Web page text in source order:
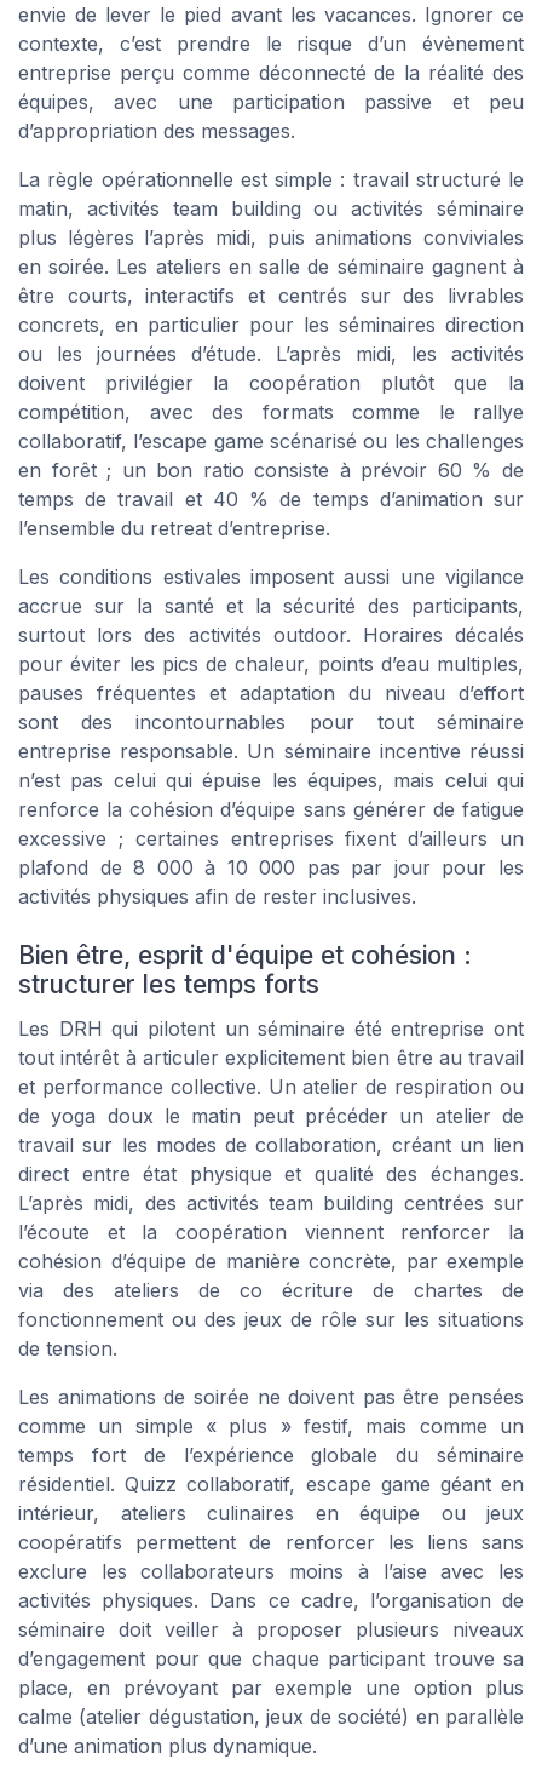
envie de lever le pied avant les vacances. Ignorer ce
contexte, c’est prendre le risque d’un évènement
entreprise perçu comme déconnecté de la réalité des
équipes, avec une participation passive et peu
d’appropriation des messages.
La règle opérationnelle est simple : travail structuré le
matin, activités team building ou activités séminaire
plus légères l’après midi, puis animations conviviales
en soirée. Les ateliers en salle de séminaire gagnent à
être courts, interactifs et centrés sur des livrables
concrets, en particulier pour les séminaires direction
ou les journées d’étude. L’après midi, les activités
doivent privilégier la coopération plutôt que la
compétition, avec des formats comme le rallye
collaboratif, l’escape game scénarisé ou les challenges
en forêt ; un bon ratio consiste à prévoir 60 % de
temps de travail et 40 % de temps d’animation sur
l’ensemble du retreat d’entreprise.
Les conditions estivales imposent aussi une vigilance
accrue sur la santé et la sécurité des participants,
surtout lors des activités outdoor. Horaires décalés
pour éviter les pics de chaleur, points d’eau multiples,
pauses fréquentes et adaptation du niveau d’effort
sont des incontournables pour tout séminaire
entreprise responsable. Un séminaire incentive réussi
n’est pas celui qui épuise les équipes, mais celui qui
renforce la cohésion d’équipe sans générer de fatigue
excessive ; certaines entreprises fixent d’ailleurs un
plafond de 8 000 à 10 000 pas par jour pour les
activités physiques afin de rester inclusives.
Bien être, esprit d'équipe et cohésion :
structurer les temps forts
Les DRH qui pilotent un séminaire été entreprise ont
tout intérêt à articuler explicitement bien être au travail
et performance collective. Un atelier de respiration ou
de yoga doux le matin peut précéder un atelier de
travail sur les modes de collaboration, créant un lien
direct entre état physique et qualité des échanges.
L’après midi, des activités team building centrées sur
l’écoute et la coopération viennent renforcer la
cohésion d’équipe de manière concrète, par exemple
via des ateliers de co écriture de chartes de
fonctionnement ou des jeux de rôle sur les situations
de tension.
Les animations de soirée ne doivent pas être pensées
comme un simple « plus » festif, mais comme un
temps fort de l’expérience globale du séminaire
résidentiel. Quizz collaboratif, escape game géant en
intérieur, ateliers culinaires en équipe ou jeux
coopératifs permettent de renforcer les liens sans
exclure les collaborateurs moins à l’aise avec les
activités physiques. Dans ce cadre, l’organisation de
séminaire doit veiller à proposer plusieurs niveaux
d’engagement pour que chaque participant trouve sa
place, en prévoyant par exemple une option plus
calme (atelier dégustation, jeux de société) en parallèle
d’une animation plus dynamique.